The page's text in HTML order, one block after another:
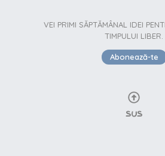
VEI PRIMI SĂPTĂMÂNAL IDEI
TIMPULUI LIBER.
Abonează-te
SUS